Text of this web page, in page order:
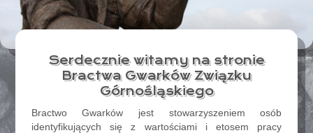
Serdecznie witamy na stronie
Bractwa Gwarków Związku
Górnośląskiego
Bractwo Gwarków jest stowarzyszeniem osób
identyfikujących się z wartościami i etosem pracy